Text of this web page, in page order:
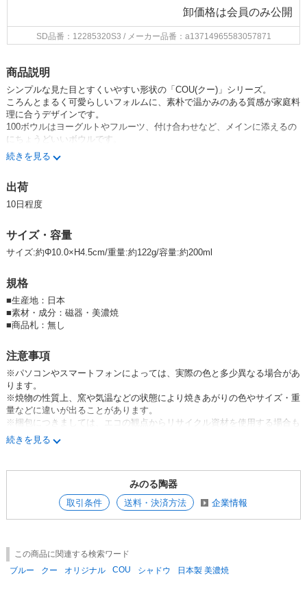
卸価格は会員のみ公開
SD品番：12285320S3 / メーカー品番：a13714965583057871
商品説明
シンプルな見た目とすくいやすい形状の「COU(クー)」シリーズ。
ころんとまるく可愛らしいフォルムに、素朴で温かみのある質感が家庭料
理に合うデザインです。
100ボウルはヨーグルトやフルーツ、付け合わせなど、メインに添えるの
にちょうどいいボウルです。
一品料理の盛り付けやデザートにも使いやすいです。
同色で組み合わせて統一感のあるコーディネートや、色違いで組み合わせ
※食洗機・電子レンジ使用可能。
★みのる陶器オリジナル商品一覧はコチラ★
みのる陶器 美濃焼 日本製 Made in Japan 食器 器 うつわ 暮らし 食卓 和
食器 ボウル テーブルウエア 生活雑貨 tableware minoyaki Japanese china
MINORUTOUKI pottery porcelain kitchenware japanese ceramic ware bre
akfast bowl うちごはん うちカフェ
続きを見る
出荷
10日程度
サイズ・容量
サイズ:約Φ10.0×H4.5cm/重量:約122g/容量:約200ml
規格
■生産地：日本
■素材・成分：磁器・美濃焼
■商品札：無し
注意事項
※パソコンやスマートフォンによっては、実際の色と多少異なる場合があ
ります。
※焼物の性質上、窯や気温などの状態により焼きあがりの色やサイズ・重
量などに違いが出ることがあります。
※梱包につきましては、エコの観点からリサイクル資材を使用する場合も
あります。
※釉薬のムラや溜まりによる凸凹や鉄粉などがみられる場合があります
にはならない“やきもの”の魅力のひとつになります。お届けする商品はメ
ーカー・弊社の検品に通過しており、不良品やB品、アウトレット品では
ございませんのでご安心ください。
続きを見る
みのる陶器
取引条件 送料・決済方法 企業情報
この商品に関連する検索ワード
ブルー
クー オリジナル COU シャドウ 日本製 美濃焼